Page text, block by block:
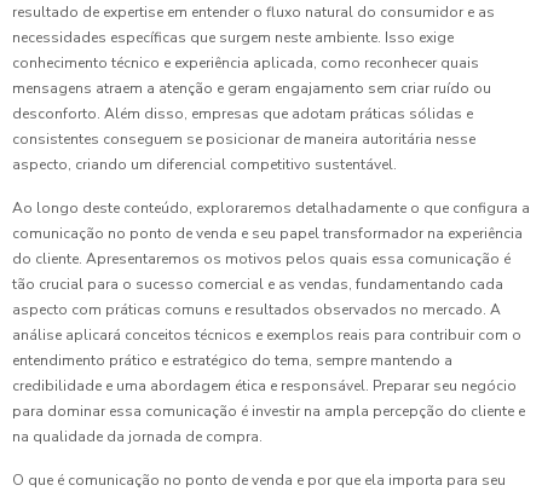
resultado de expertise em entender o fluxo natural do consumidor e as
necessidades específicas que surgem neste ambiente. Isso exige
conhecimento técnico e experiência aplicada, como reconhecer quais
mensagens atraem a atenção e geram engajamento sem criar ruído ou
desconforto. Além disso, empresas que adotam práticas sólidas e
consistentes conseguem se posicionar de maneira autoritária nesse
aspecto, criando um diferencial competitivo sustentável.
Ao longo deste conteúdo, exploraremos detalhadamente o que configura a
comunicação no ponto de venda e seu papel transformador na experiência
do cliente. Apresentaremos os motivos pelos quais essa comunicação é
tão crucial para o sucesso comercial e as vendas, fundamentando cada
aspecto com práticas comuns e resultados observados no mercado. A
análise aplicará conceitos técnicos e exemplos reais para contribuir com o
entendimento prático e estratégico do tema, sempre mantendo a
credibilidade e uma abordagem ética e responsável. Preparar seu negócio
para dominar essa comunicação é investir na ampla percepção do cliente e
na qualidade da jornada de compra.
O que é comunicação no ponto de venda e por que ela importa para seu